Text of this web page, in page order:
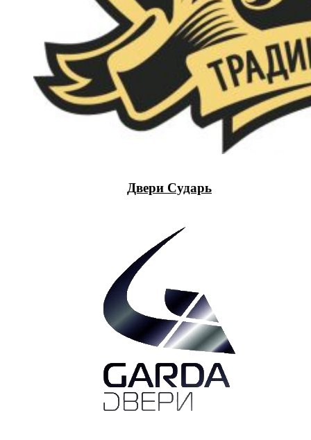
Двери Сударь